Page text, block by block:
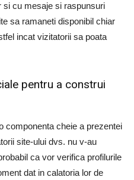
si cu mesaje si raspunsuri
sa ramaneti disponibil chiar
incat vizitatorii sa poata
pentru a construi
componenta cheie a prezentei
site-ului dvs. nu v-au
ca vor verifica profilurile
dat in calatoria lor de